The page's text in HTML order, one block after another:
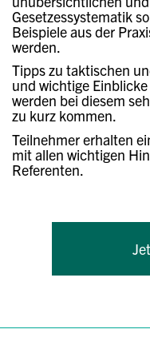
Gesetzessystematik
Beispiele aus der
werden.
Tipps zu taktischen
und wichtige
werden bei diesem
zu kurz kommen.
Teilnehmer erhalten
mit allen wichtigen
Referenten.